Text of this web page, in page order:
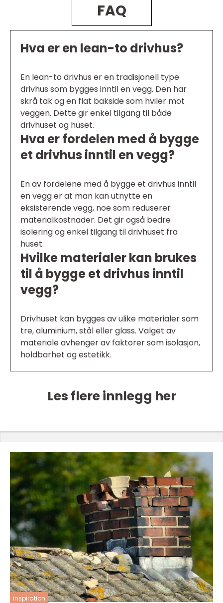
FAQ
Hva er en lean-to drivhus?
En lean-to drivhus er en tradisjonell type
drivhus som bygges inntil en vegg. Den har
skrå tak og en flat bakside som hviler mot
veggen. Dette gir enkel tilgang til både
drivhuset og huset.
Hva er fordelen med å bygge
et drivhus inntil en vegg?
En av fordelene med å bygge et drivhus inntil
en vegg er at man kan utnytte en
eksisterende vegg, noe som reduserer
materialkostnader. Det gir også bedre
isolering og enkel tilgang til drivhuset fra
huset.
Hvilke materialer kan brukes
til å bygge et drivhus inntil
vegg?
Drivhuset kan bygges av ulike materialer som
tre, aluminium, stål eller glass. Valget av
materiale avhenger av faktorer som isolasjon,
holdbarhet og estetikk.
Les flere innlegg her
inspiration